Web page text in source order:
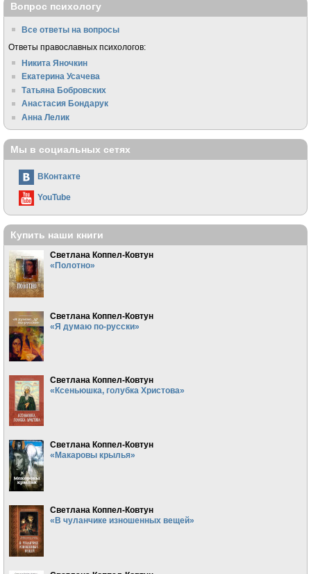
Вопрос психологу
Все ответы на вопросы
Ответы православных психологов:
Никита Яночкин
Екатерина Усачева
Татьяна Бобровских
Анастасия Бондарук
Анна Лелик
Мы в социальных сетях
ВКонтакте
YouTube
Купить наши книги
Светлана Коппел-Ковтун
«Полотно»
Светлана Коппел-Ковтун
«Я думаю по-русски»
Светлана Коппел-Ковтун
«Ксеньюшка, голубка Христова»
Светлана Коппел-Ковтун
«Макаровы крылья»
Светлана Коппел-Ковтун
«В чуланчике изношенных вещей»